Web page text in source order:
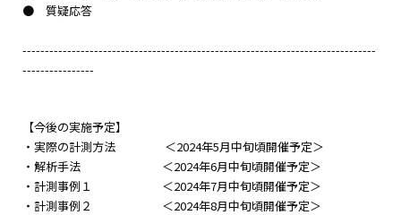
● 質疑応答
-------------------------------------------------------------------------------
----------------
【今後の実施予定】
・実際の計測方法 ＜2024年5月中旬頃開催予定＞
・解析手法 ＜2024年6月中旬頃開催予定＞
・計測事例１ ＜2024年7月中旬頃開催予定＞
・計測事例２ ＜2024年8月中旬頃開催予定＞